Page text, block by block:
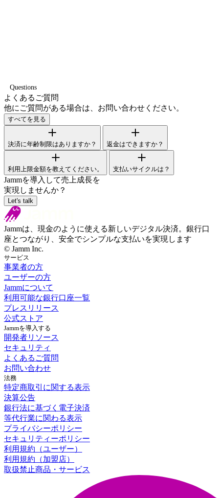
Questions
よくあるご質問
他にご質問がある場合は、お問い合わせください。
すべてを見る
決済に年齢制限はありますか？ 返金はできますか？
利用上限金額を教えてください。 支払いサイクルは？
Jammを導入して売上成長を
実現しませんか？
Let's talk
Jammは、現金のように使える新しいデジタル決済。銀行口
座とつながり、安全でシンプルな支払いを実現します
© Jamm Inc.
サービス
事業者の方
ユーザーの方
Jammについて
利用可能な銀行口座一覧
プレスリリース
公式ストア
Jammを導入する
開発者リソース
セキュリティ
よくあるご質問
お問い合わせ
法務
特定商取引に関する表示
決算公告
銀行法に基づく電子決済
等代行業に関わる表示
プライバシーポリシー
セキュリティーポリシー
利用規約（ユーザー）
利用規約（加盟店）
取扱禁止商品・サービス